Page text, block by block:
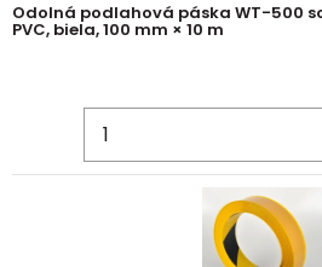
Odolná podlahová páska WT-500
PVC, biela, 100 mm × 10 m